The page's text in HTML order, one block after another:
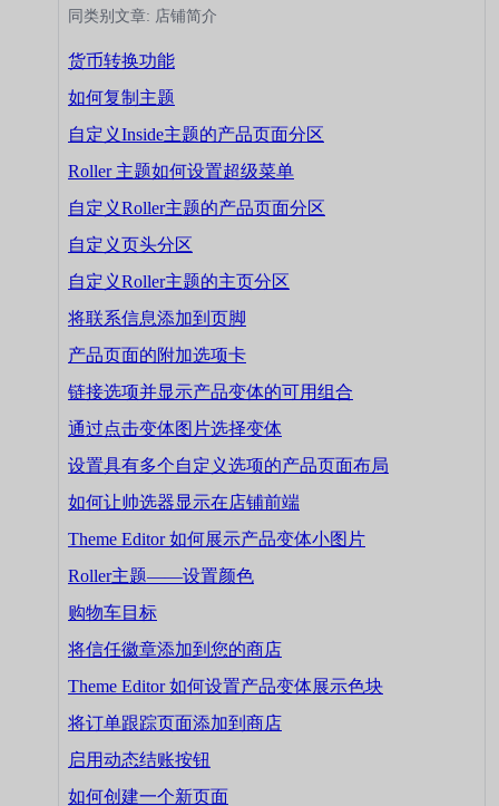
同类别文章: 店铺简介
货币转换功能
如何复制主题
自定义Inside主题的产品页面分区
Roller 主题如何设置超级菜单
自定义Roller主题的产品页面分区
自定义页头分区
自定义Roller主题的主页分区
将联系信息添加到页脚
产品页面的附加选项卡
链接选项并显示产品变体的可用组合
通过点击变体图片选择变体
设置具有多个自定义选项的产品页面布局
如何让帅选器显示在店铺前端
Theme Editor 如何展示产品变体小图片
Roller主题——设置颜色
购物车目标
将信任徽章添加到您的商店
Theme Editor 如何设置产品变体展示色块
将订单跟踪页面添加到商店
启用动态结账按钮
如何创建一个新页面